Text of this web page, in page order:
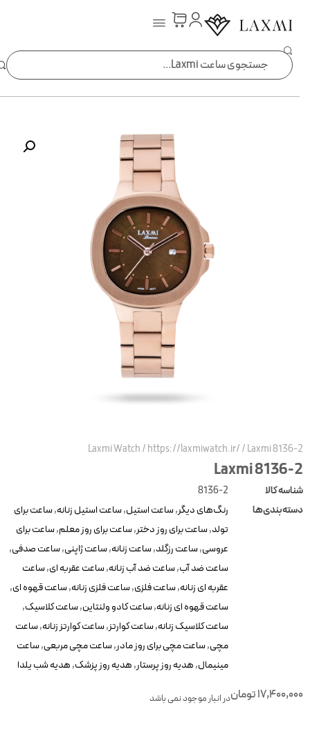
Laxmi Watch/https://laxmiwatch.ir//Laxmi
Laxmi 8136-
کالا
8136-2
رنگ‌های دیگر,ساعت استیل,ساعت استیل زنانه,ساعت برای
تولد,ساعت برای روز دختر,ساعت برای روز معلم,ساعت برای
عروسی,ساعت رزگلد,ساعت زنانه,ساعت ژاپنی,ساعت صدفی,
ساعت ضد آب,ساعت ضد آب زنانه,ساعت عقربه ای,ساعت
عقربه ای زنانه,ساعت فلزی,ساعت فلزی زنانه,ساعت قهوه ای,
ساعت قهوه ای زنانه,ساعت کادو ولنتاین,ساعت کلاسیک,
ساعت کلاسیک زنانه,ساعت کوارتز,ساعت کوارتز زنانه,ساعت
مچی,ساعت مچی برای روز مادر,ساعت مچی مربعی,ساعت
مینیمال,هدیه روز پرستار,هدیه روز پزشک,هدیه شب یلدا
توماندر انبار موجود نمی باشد